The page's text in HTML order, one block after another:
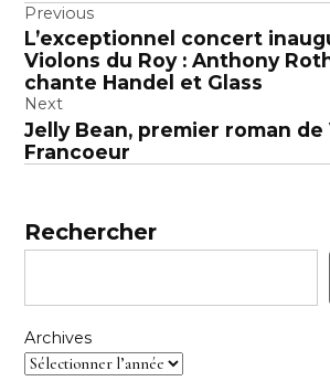
Navigation
de
l’article
Previous
L’exceptionnel concert
Violons du Roy : Anthony
chante Handel et Glass
Next
Jelly Bean, premier roman de
Francoeur
Rechercher
Archives